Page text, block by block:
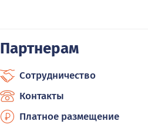
Партнерам
Сотрудничество
Контакты
Платное размещение